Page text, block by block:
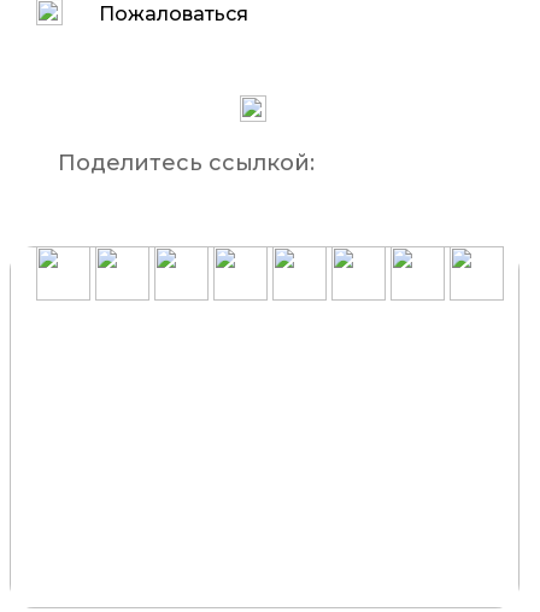
Пожаловаться
Поделитесь ссылкой: